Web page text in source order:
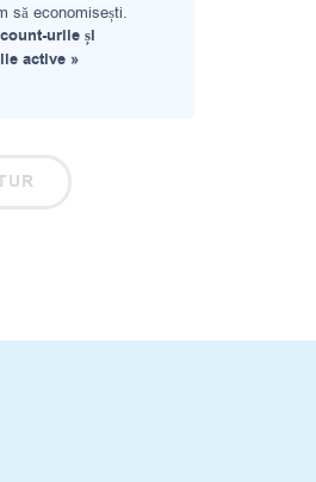
să economisești.
urile și
active »